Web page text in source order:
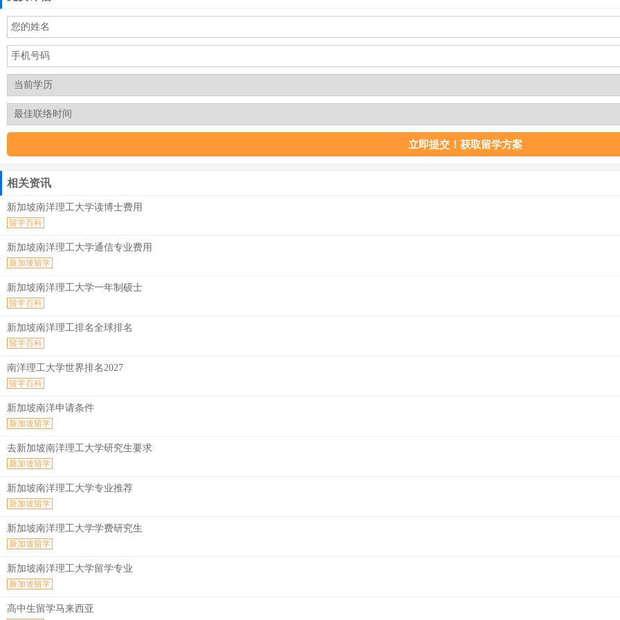
相关资讯
新加坡南洋理工大学读博士费用
留学百科
新加坡南洋理工大学通信专业费用
新加坡留学
新加坡南洋理工大学一年制硕士
留学百科
新加坡南洋理工排名全球排名
留学百科
南洋理工大学世界排名2027
留学百科
新加坡南洋申请条件
新加坡留学
去新加坡南洋理工大学研究生要求
新加坡留学
新加坡南洋理工大学专业推荐
新加坡留学
新加坡南洋理工大学学费研究生
新加坡留学
新加坡南洋理工大学留学专业
新加坡留学
高中生留学马来西亚